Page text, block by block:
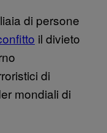
di persone
il divieto
di
mondiali di